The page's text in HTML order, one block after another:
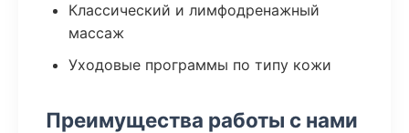
Классический и лимфодренажный
массаж
Уходовые программы по типу кожи
Преимущества работы с нами